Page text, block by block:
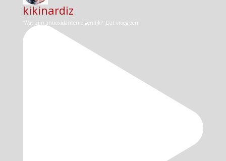
kikinardiz
“Wat zijn antioxidanten eigenlijk?” Dat vroeg een